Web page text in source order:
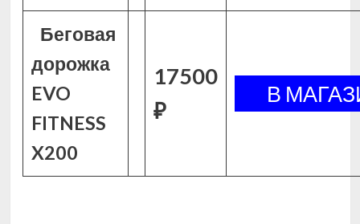
Беговая
дорожка
EVO
FITNESS
X200
17500
₽